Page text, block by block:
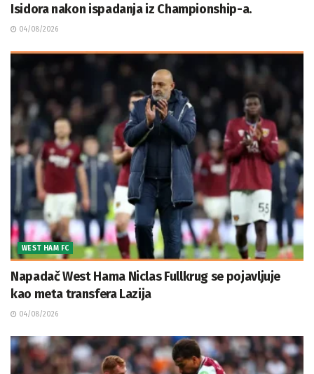
Isidora nakon ispadanja iz Championship-a.
04/08/2026
WEST HAM FC
Napadač West Hama Niclas Fullkrug se pojavljuje
kao meta transfera Lazija
04/08/2026